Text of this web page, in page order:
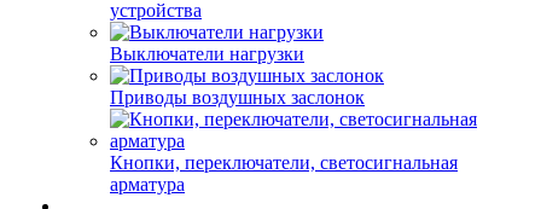
устройства
Выключатели нагрузки
Приводы воздушных заслонок
Кнопки, переключатели, светосигнальная
арматура